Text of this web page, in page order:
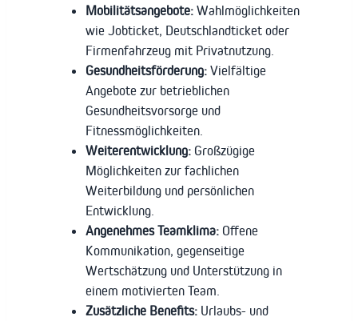
Mobilitätsangebote: Wahlmöglichkeiten
wie Jobticket, Deutschlandticket oder
Firmenfahrzeug mit Privatnutzung.
Gesundheitsförderung: Vielfältige
Angebote zur betrieblichen
Gesundheitsvorsorge und
Fitnessmöglichkeiten.
Weiterentwicklung: Großzügige
Möglichkeiten zur fachlichen
Weiterbildung und persönlichen
Entwicklung.
Angenehmes Teamklima: Offene
Kommunikation, gegenseitige
Wertschätzung und Unterstützung in
einem motivierten Team.
Zusätzliche Benefits: Urlaubs- und